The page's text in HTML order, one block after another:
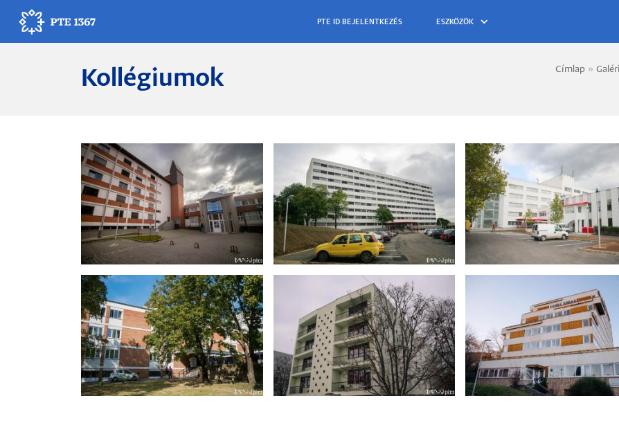
tartalomra
ESZKÖZÖK
Egyetemünk
Kutatás
Gyógyítás
Egyetemi élet
Adminisztráció
Munkatársak
Hallgatók
Alumni
Kollégiumok Címlap